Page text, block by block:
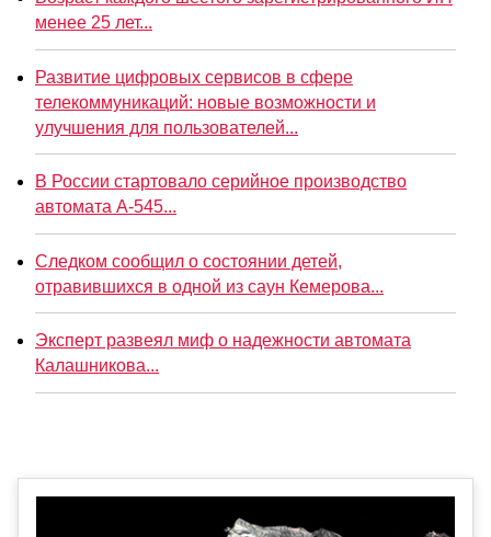
менее 25 лет...
Развитие цифровых сервисов в сфере
телекоммуникаций: новые возможности и
улучшения для пользователей...
В России стартовало серийное производство
автомата А-545...
Следком сообщил о состоянии детей,
отравившихся в одной из саун Кемерова...
Эксперт развеял миф о надежности автомата
Калашникова...